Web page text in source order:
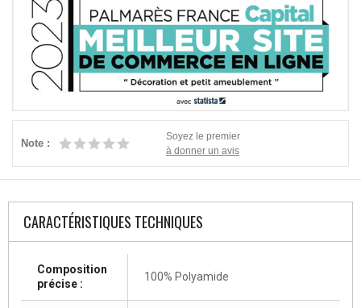
Note :
Soyez le premier
à donner un avis
CARACTÉRISTIQUES TECHNIQUES
Composition
précise :
100% Polyamide